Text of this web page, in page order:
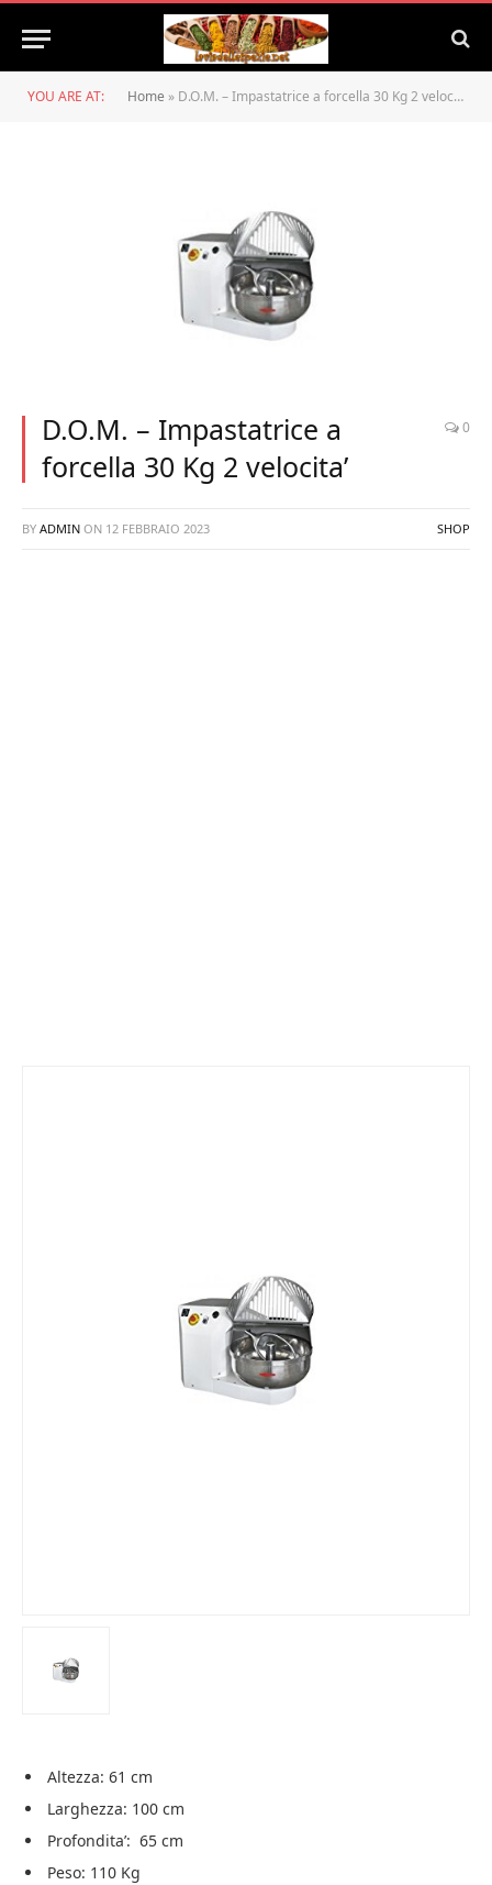
YOU ARE AT: Home » D.O.M. – Impastatrice a forcella 30 Kg 2 velocita’
D.O.M. – Impastatrice a
forcella 30 Kg 2 velocita’
0
BY ADMIN ON 12 FEBBRAIO 2023 SHOP
Altezza: 61 cm
Larghezza: 100 cm
Profondita’: 65 cm
Peso: 110 Kg